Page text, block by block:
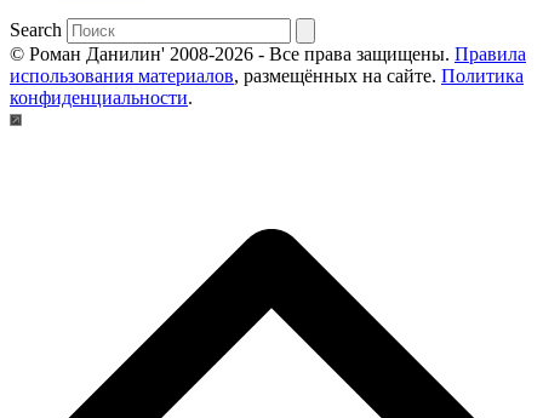
Search
© Роман Данилин' 2008-2026 - Все права защищены. Правила
использования материалов, размещённых на сайте. Политика
конфиденциальности.